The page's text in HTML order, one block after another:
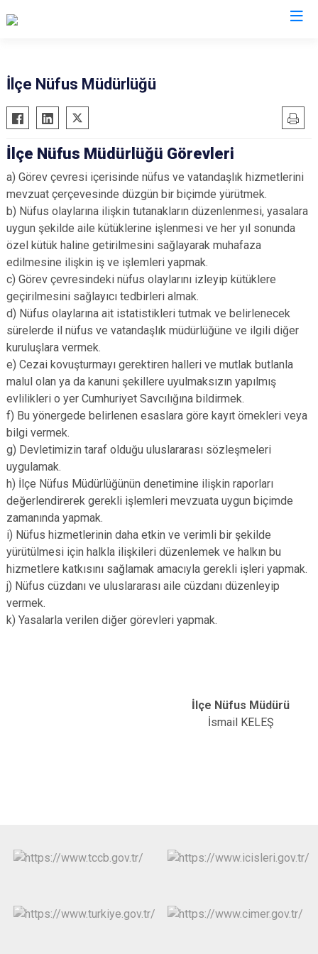
Cumayeri
Akçakoca
Çilimli
Gölyaka
Gümüşova
Kaynaşlı
Yığılca
İlçe Nüfus Müdürlüğü
İlçe Nüfus Müdürlüğü Görevleri
a) Görev çevresi içerisinde nüfus ve vatandaşlık hizmetlerini
mevzuat çerçevesinde düzgün bir biçimde yürütmek.
b) Nüfus olaylarına ilişkin tutanakların düzenlenmesi, yasalara
uygun şekilde aile kütüklerine işlenmesi ve her yıl sonunda
özel kütük haline getirilmesini sağlayarak muhafaza
edilmesine ilişkin iş ve işlemleri yapmak.
c) Görev çevresindeki nüfus olaylarını izleyip kütüklere
geçirilmesini sağlayıcı tedbirleri almak.
d) Nüfus olaylarına ait istatistikleri tutmak ve belirlenecek
sürelerde il nüfus ve vatandaşlık müdürlüğüne ve ilgili diğer
kuruluşlara vermek.
e) Cezai kovuşturmayı gerektiren halleri ve mutlak butlanla
malul olan ya da kanuni şekillere uyulmaksızın yapılmış
evlilikleri o yer Cumhuriyet Savcılığına bildirmek.
f) Bu yönergede belirlenen esaslara göre kayıt örnekleri veya
bilgi vermek.
g) Devletimizin taraf olduğu uluslararası sözleşmeleri
uygulamak.
h) İlçe Nüfus Müdürlüğünün denetimine ilişkin raporları
değerlendirerek gerekli işlemleri mevzuata uygun biçimde
zamanında yapmak.
i) Nüfus hizmetlerinin daha etkin ve verimli bir şekilde
yürütülmesi için halkla ilişkileri düzenlemek ve halkın bu
hizmetlere katkısını sağlamak amacıyla gerekli işleri yapmak.
j) Nüfus cüzdanı ve uluslararası aile cüzdanı düzenleyip
vermek.
k) Yasalarla verilen diğer görevleri yapmak.
İlçe Nüfus Müdürü
İsmail KELEŞ